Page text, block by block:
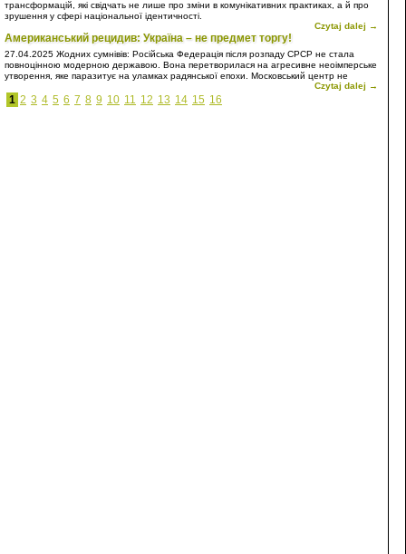
трансформацій, які свідчать не лише про зміни в комунікативних практиках, а й про
зрушення у сфері національної ідентичності.
Czytaj dalej →
Американський рецидив: Україна – не предмет торгу!
27.04.2025 Жодних сумнівів: Російська Федерація після розпаду СРСР не стала
повноцінною модерною державою. Вона перетворилася на агресивне неоімперське
утворення, яке паразитує на уламках радянської епохи. Московський центр не
просто відмовився інтегруватися у світову спільноту на засадах рівноправного
партнерства, він обрав шлях домінування, підкорення та експансії. Власне, Росія є
типовою неоколонією – лише з тією відмінністю, що вона прагне сама бути
Czytaj dalej →
1 2 3 4 5 6 7 8 9 10 11 12 13 14 15 16